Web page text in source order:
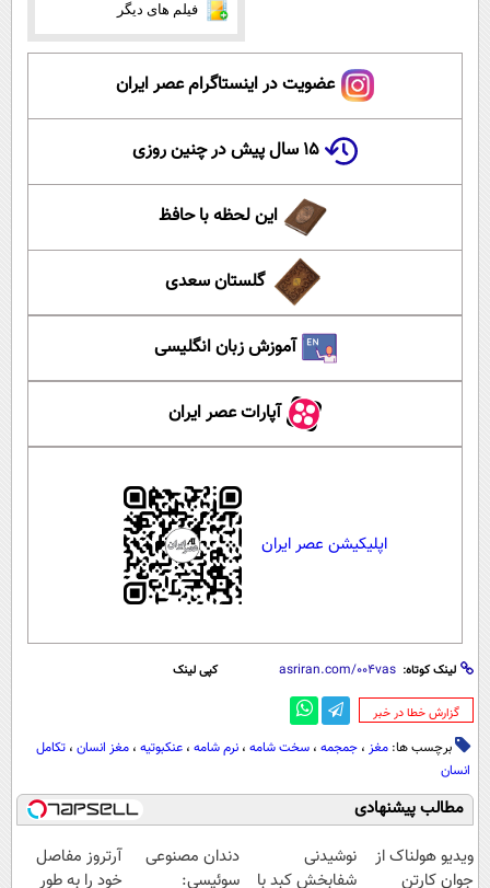
فیلم های دیگر
عضویت در اینستاگرام عصر ایران
۱۵ سال پیش در چنین روزی
این لحظه با حافظ
گلستان سعدی
آموزش زبان انگلیسی
آپارات عصر ایران
اپلیکیشن عصر ایران
لینک کوتاه: کپی لینک
‌گزارش خطا در خبر
برچسب ها: مغز ، جمجمه ، سخت شامه ، نرم شامه ، عنکبوتیه ، مغز انسان ، تکامل
انسان
مطالب پیشنهادی
ویدیو هولناک از
جوان کارتن
نوشیدنی
شفابخش کبد با
دندان مصنوعی
سوئیسی:
آرتروز مفاصل
خود را به طور